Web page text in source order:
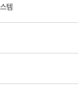
템